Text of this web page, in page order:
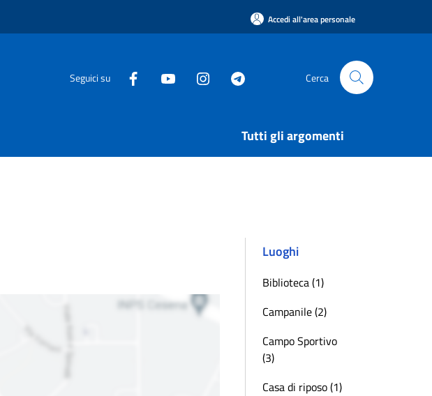
Accedi all'area personale
Seguici su Cerca
Tutti gli argomenti
Luoghi
Biblioteca (1)
Campanile (2)
Campo Sportivo
(3)
Casa di riposo (1)